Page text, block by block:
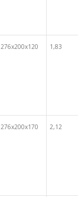
276x200x120 1,83
276x200x170 2,12